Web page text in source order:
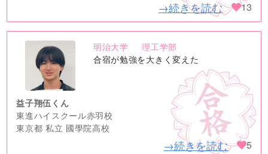
→続きを読む 13
no
image
明治大学
理工学部
合宿が勉強を大きく変えた
益子翔伍くん
東進ハイスクール赤羽校
東京都 私立 國學院高校
→続きを読む 5